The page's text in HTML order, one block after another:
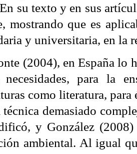
su texto y en sus
mostrando que es
y universitaria, en la
(2004), en España lo
para la
como literatura,
técnica demasiado
y González
ambiental. Al igual